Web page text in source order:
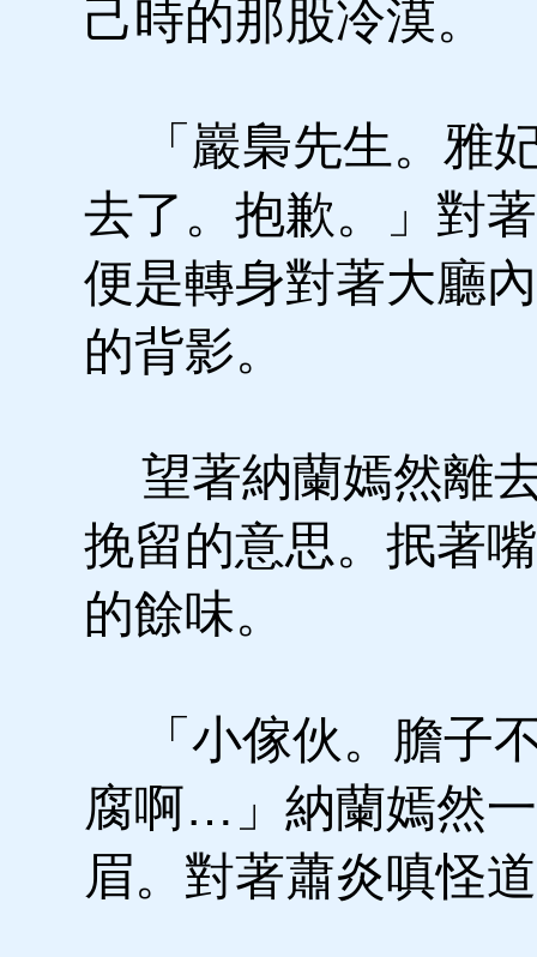
己時的那股冷漠。
「巖梟先生。雅
去了。抱歉。」對
便是轉身對著大廳
的背影。
望著納蘭嫣然離
挽留的意思。抿著
的餘味。
「小傢伙。膽子
腐啊…」納蘭嫣然
眉。對著蕭炎嗔怪